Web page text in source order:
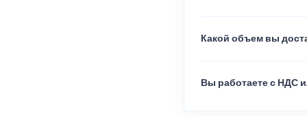
Какой объем вы
Вы работаете с НДС